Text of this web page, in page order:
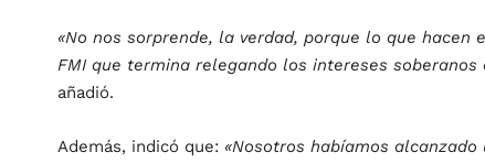
«No nos sorprende, la verdad, porque lo que
FMI que termina relegando los intereses
añadió.
Además, indicó que: «Nosotros habíamos